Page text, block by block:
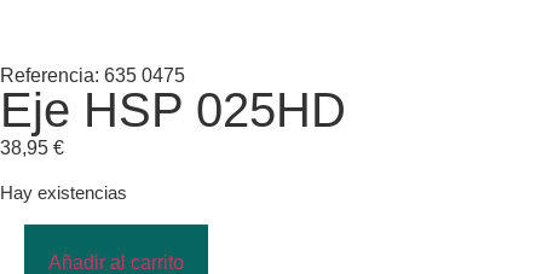
Referencia: 635 0475
Eje HSP 025HD
38,95 €
Hay existencias
Añadir al carrito